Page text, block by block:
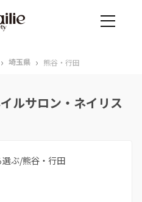
› 埼玉県 › 熊谷・行田
ルサロン・ネイリス
ぶ/熊谷・行田